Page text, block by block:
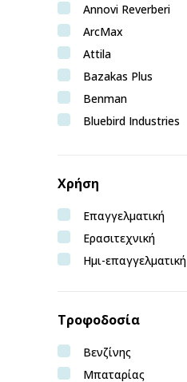
Annovi Reverberi
ArcMax
Attila
Bazakas Plus
Benman
Bluebird Industries
Bulle
Castelgarden
Craftop
Deca
EGO
Epoca
Χρήση
Επαγγελματική
Ερασιτεχνική
Ημι-επαγγελματική
Τροφοδοσία
Βενζίνης
Μπαταρίας